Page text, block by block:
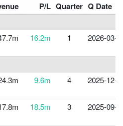
P/L Quarter Q Date
16.2m 1 2026-03-
9.6m 4 2025-12-
18.5m 3 2025-09-